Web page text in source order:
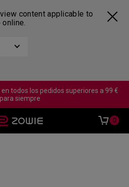
content applicable to
todos los pedidos superiores a 99 €
para siempre
0